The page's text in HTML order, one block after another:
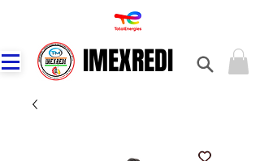
IMEXREDI
IMEXREDI